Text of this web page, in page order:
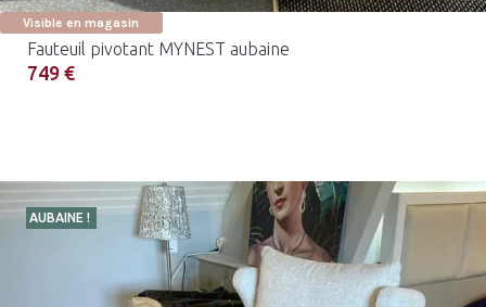
Visible en magasin
Fauteuil pivotant MYNEST aubaine
749 €
AUBAINE !